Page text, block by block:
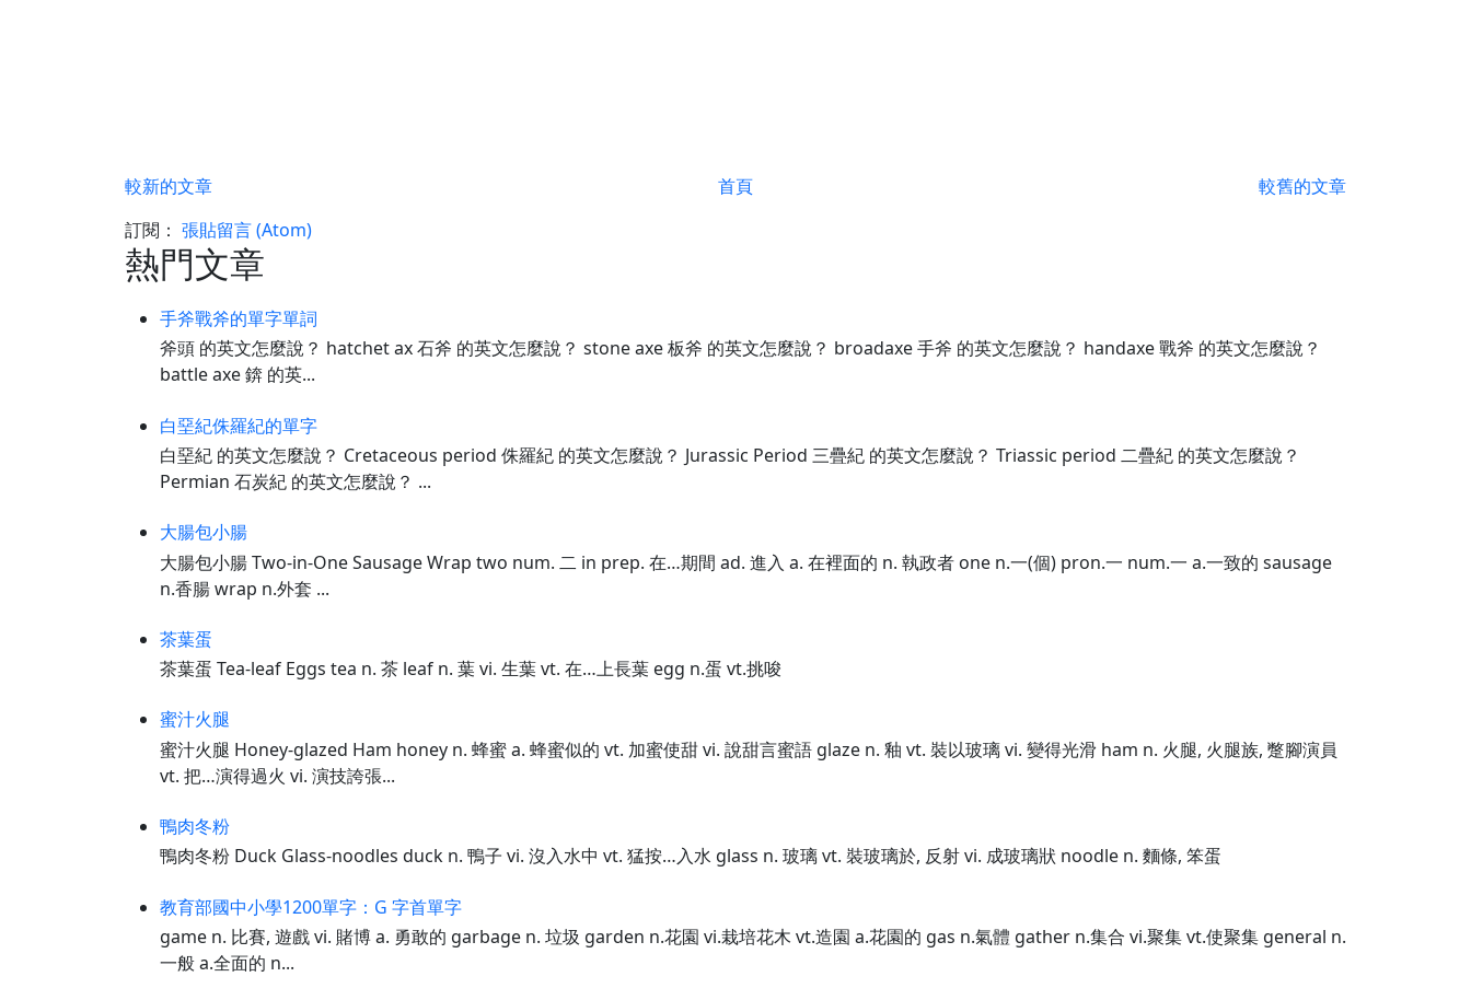
較新的文章 較舊的文章
首頁
訂閱： 張貼留言 (Atom)
熱門文章
手斧戰斧的單字單詞
斧頭 的英文怎麼說？ hatchet ax 石斧 的英文怎麼說？ stone axe 板斧 的英文怎麼說？ broadaxe 手斧 的英文怎麼說？ handaxe 戰斧 的英文怎麼說？
battle axe 錛 的英...
白堊紀侏羅紀的單字
白堊紀 的英文怎麼說？ Cretaceous period 侏羅紀 的英文怎麼說？ Jurassic Period 三疊紀 的英文怎麼說？ Triassic period 二疊紀 的英文怎麼說？
Permian 石炭紀 的英文怎麼說？ ...
大腸包小腸
大腸包小腸 Two-in-One Sausage Wrap two num. 二 in prep. 在…期間 ad. 進入 a. 在裡面的 n. 執政者 one n.一(個) pron.一 num.一 a.一致的 sausage
n.香腸 wrap n.外套 ...
茶葉蛋
茶葉蛋 Tea-leaf Eggs tea n. 茶 leaf n. 葉 vi. 生葉 vt. 在…上長葉 egg n.蛋 vt.挑唆
蜜汁火腿
蜜汁火腿 Honey-glazed Ham honey n. 蜂蜜 a. 蜂蜜似的 vt. 加蜜使甜 vi. 說甜言蜜語 glaze n. 釉 vt. 裝以玻璃 vi. 變得光滑 ham n. 火腿, 火腿族, 蹩腳演員
vt. 把…演得過火 vi. 演技誇張...
鴨肉冬粉
鴨肉冬粉 Duck Glass-noodles duck n. 鴨子 vi. 沒入水中 vt. 猛按…入水 glass n. 玻璃 vt. 裝玻璃於, 反射 vi. 成玻璃狀 noodle n. 麵條, 笨蛋
教育部國中小學1200單字：G 字首單字
game n. 比賽, 遊戲 vi. 賭博 a. 勇敢的 garbage n. 垃圾 garden n.花園 vi.栽培花木 vt.造園 a.花園的 gas n.氣體 gather n.集合 vi.聚集 vt.使聚集 general n.
一般 a.全面的 n...